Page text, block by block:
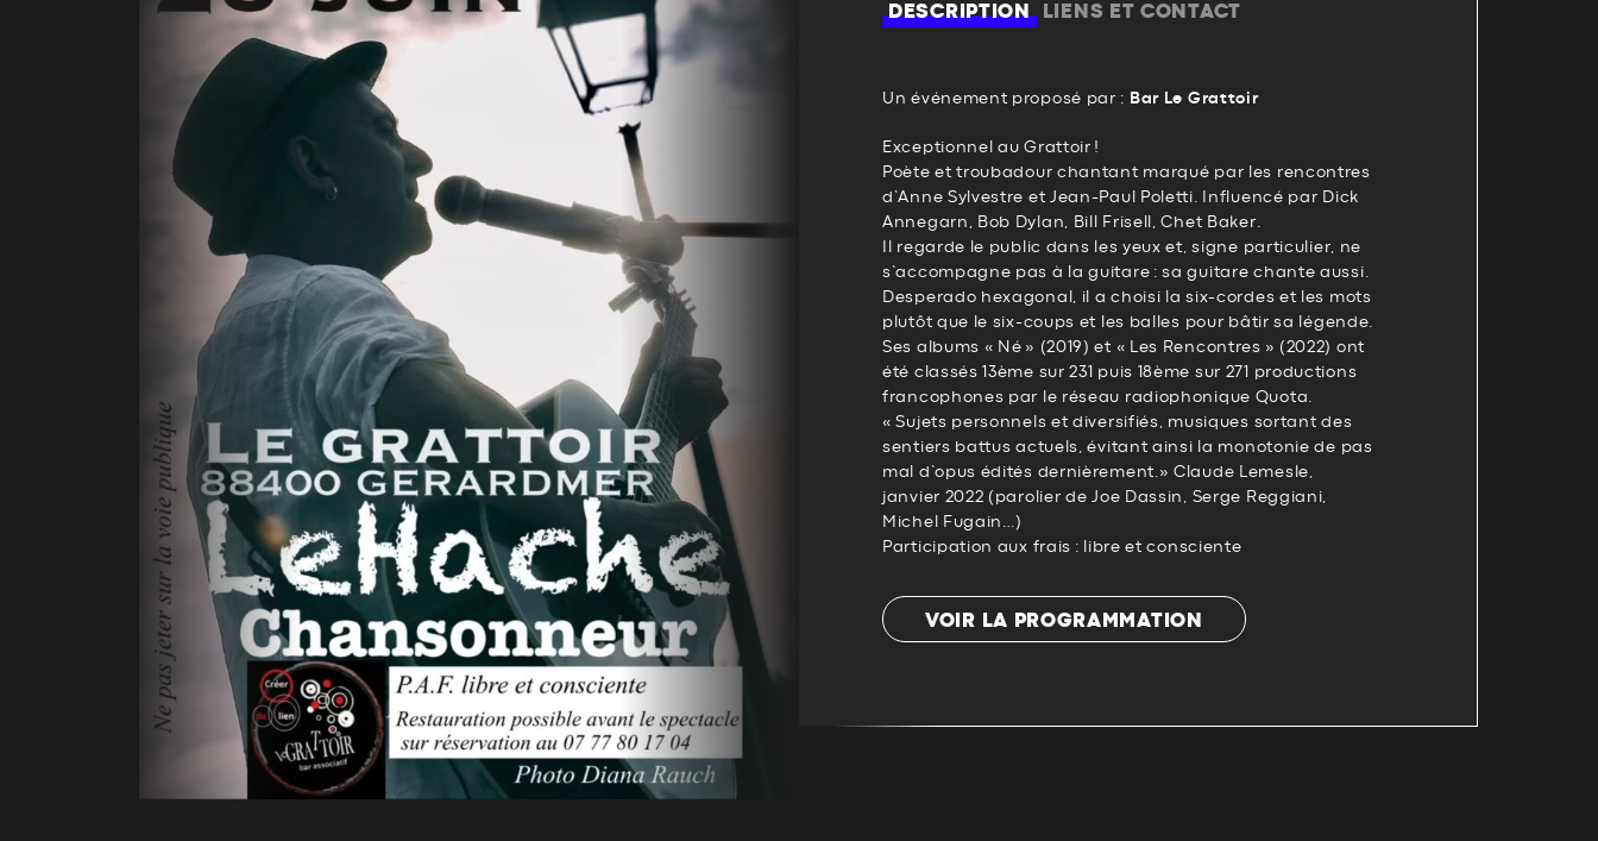
DESCRIPTION LIENS ET CONTACT
Un événement proposé par : Bar Le Grattoir
Exceptionnel au Grattoir !
Poète et troubadour chantant marqué par les rencontres
d’Anne Sylvestre et Jean-Paul Poletti. Influencé par Dick
Annegarn, Bob Dylan, Bill Frisell, Chet Baker.
Il regarde le public dans les yeux et, signe particulier, ne
s’accompagne pas à la guitare : sa guitare chante aussi.
Desperado hexagonal, il a choisi la six-cordes et les mots
plutôt que le six-coups et les balles pour bâtir sa légende.
Ses albums « Né » (2019) et « Les Rencontres » (2022) ont
été classés 13ème sur 231 puis 18ème sur 271 productions
francophones par le réseau radiophonique Quota.
« Sujets personnels et diversifiés, musiques sortant des
sentiers battus actuels, évitant ainsi la monotonie de pas
mal d’opus édités dernièrement.» Claude Lemesle,
janvier 2022 (parolier de Joe Dassin, Serge Reggiani,
Michel Fugain…)
Participation aux frais : libre et consciente
VOIR LA PROGRAMMATION